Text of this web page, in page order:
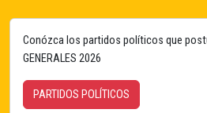
Conózca los partidos políticos que
GENERALES 2026
PARTIDOS POLÍTICOS